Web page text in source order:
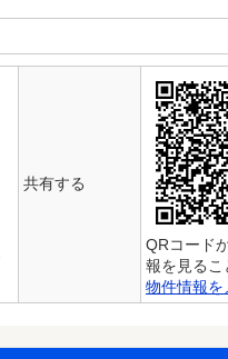
共有する
QRコード
報を見るこ
物件情報を